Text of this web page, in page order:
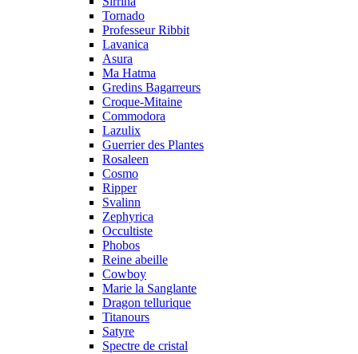
Tornado
Professeur Ribbit
Lavanica
Asura
Ma Hatma
Gredins Bagarreurs
Croque-Mitaine
Commodora
Lazulix
Guerrier des Plantes
Rosaleen
Cosmo
Ripper
Svalinn
Zephyrica
Occultiste
Phobos
Reine abeille
Cowboy
Marie la Sanglante
Dragon tellurique
Titanours
Satyre
Spectre de cristal